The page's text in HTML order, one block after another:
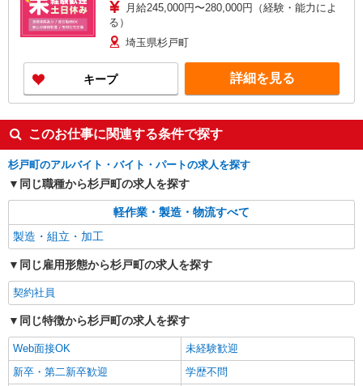
月給245,000円〜280,000円（経験・能力によ
る）
埼玉県杉戸町
キープ 詳細を見る
このお仕事に関連する条件で探す
杉戸町のアルバイト・バイト・パートの求人を探す
同じ職種から杉戸町の求人を探す
軽作業・製造・物流すべて
製造・組立・加工
同じ雇用形態から杉戸町の求人を探す
契約社員
同じ特徴から杉戸町の求人を探す
Web面接OK
未経験歓迎
新卒・第二新卒歓迎
学歴不問